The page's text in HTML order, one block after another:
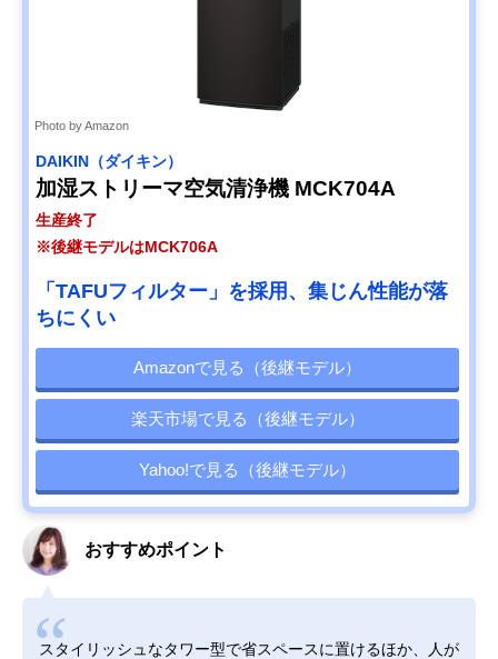
Photo by Amazon
DAIKIN（ダイキン）
加湿ストリーマ空気清浄機 MCK704A
生産終了
※後継モデルはMCK706A
「TAFUフィルター」を採用、集じん性能が落
ちにくい
Amazonで見る（後継モデル）
楽天市場で見る（後継モデル）
Yahoo!で見る（後継モデル）
おすすめポイント
スタイリッシュなタワー型で省スペースに置けるほか、人が